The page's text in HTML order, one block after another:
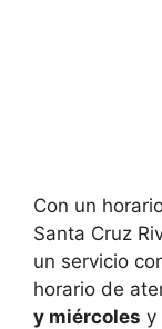
Con un
Santa Cruz
un servicio
horario de
y miércoles y